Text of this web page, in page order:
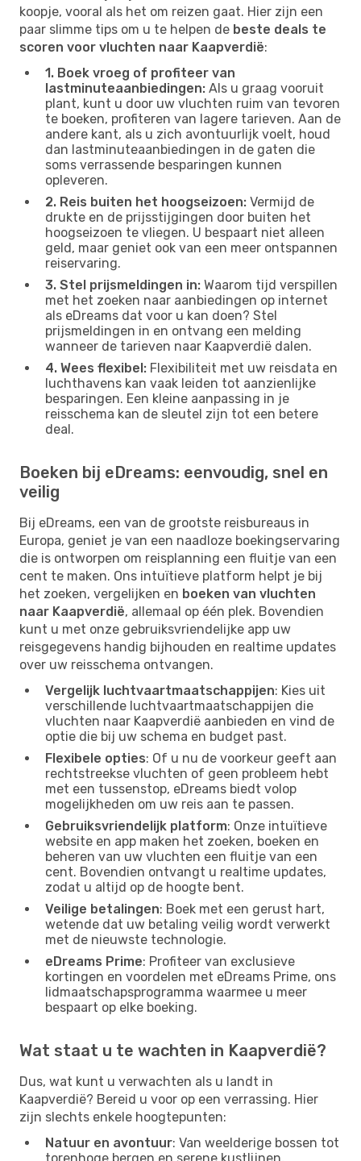
koopje, vooral als het om reizen gaat. Hier zijn een
paar slimme tips om u te helpen de beste deals te
scoren voor vluchten naar Kaapverdië:
1. Boek vroeg of profiteer van
lastminuteaanbiedingen: Als u graag vooruit
plant, kunt u door uw vluchten ruim van tevoren
te boeken, profiteren van lagere tarieven. Aan de
andere kant, als u zich avontuurlijk voelt, houd
dan lastminuteaanbiedingen in de gaten die
soms verrassende besparingen kunnen
opleveren.
2. Reis buiten het hoogseizoen: Vermijd de
drukte en de prijsstijgingen door buiten het
hoogseizoen te vliegen. U bespaart niet alleen
geld, maar geniet ook van een meer ontspannen
reiservaring.
3. Stel prijsmeldingen in: Waarom tijd verspillen
met het zoeken naar aanbiedingen op internet
als eDreams dat voor u kan doen? Stel
prijsmeldingen in en ontvang een melding
wanneer de tarieven naar Kaapverdië dalen.
4. Wees flexibel: Flexibiliteit met uw reisdata en
luchthavens kan vaak leiden tot aanzienlijke
besparingen. Een kleine aanpassing in je
reisschema kan de sleutel zijn tot een betere
deal.
Boeken bij eDreams: eenvoudig, snel en
veilig
Bij eDreams, een van de grootste reisbureaus in
Europa, geniet je van een naadloze boekingservaring
die is ontworpen om reisplanning een fluitje van een
cent te maken. Ons intuïtieve platform helpt je bij
het zoeken, vergelijken en boeken van vluchten
naar Kaapverdië, allemaal op één plek. Bovendien
kunt u met onze gebruiksvriendelijke app uw
reisgegevens handig bijhouden en realtime updates
over uw reisschema ontvangen.
Vergelijk luchtvaartmaatschappijen: Kies uit
verschillende luchtvaartmaatschappijen die
vluchten naar Kaapverdië aanbieden en vind de
optie die bij uw schema en budget past.
Flexibele opties: Of u nu de voorkeur geeft aan
rechtstreekse vluchten of geen probleem hebt
met een tussenstop, eDreams biedt volop
mogelijkheden om uw reis aan te passen.
Gebruiksvriendelijk platform: Onze intuïtieve
website en app maken het zoeken, boeken en
beheren van uw vluchten een fluitje van een
cent. Bovendien ontvangt u realtime updates,
zodat u altijd op de hoogte bent.
Veilige betalingen: Boek met een gerust hart,
wetende dat uw betaling veilig wordt verwerkt
met de nieuwste technologie.
eDreams Prime: Profiteer van exclusieve
kortingen en voordelen met eDreams Prime, ons
lidmaatschapsprogramma waarmee u meer
bespaart op elke boeking.
Wat staat u te wachten in Kaapverdië?
Dus, wat kunt u verwachten als u landt in
Kaapverdië? Bereid u voor op een verrassing. Hier
zijn slechts enkele hoogtepunten:
Natuur en avontuur: Van weelderige bossen tot